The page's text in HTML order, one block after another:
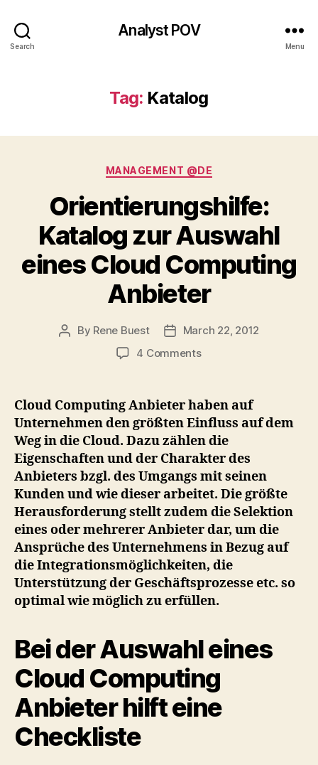
Search
Analyst POV
Menu
Tag: Katalog
Categories
MANAGEMENT @DE
Orientierungshilfe:
Katalog zur Auswahl
eines Cloud Computing
Anbieter
Post
By Rene Buest
PostMarch 22, 2012
4 Commentson
zur
Auswahl
eines
Cloud
Computing
Anbieter
Cloud Computing Anbieter haben auf
Unternehmen den größten Einfluss auf dem
Weg in die Cloud. Dazu zählen die
Eigenschaften und der Charakter des
Anbieters bzgl. des Umgangs mit seinen
Kunden und wie dieser arbeitet. Die größte
Herausforderung stellt zudem die Selektion
eines oder mehrerer Anbieter dar, um die
Ansprüche des Unternehmens in Bezug auf
die Integrationsmöglichkeiten, die
Unterstützung der Geschäftsprozesse etc. so
optimal wie möglich zu erfüllen.
Bei der Auswahl eines
Cloud Computing
Anbieter hilft eine
Checkliste